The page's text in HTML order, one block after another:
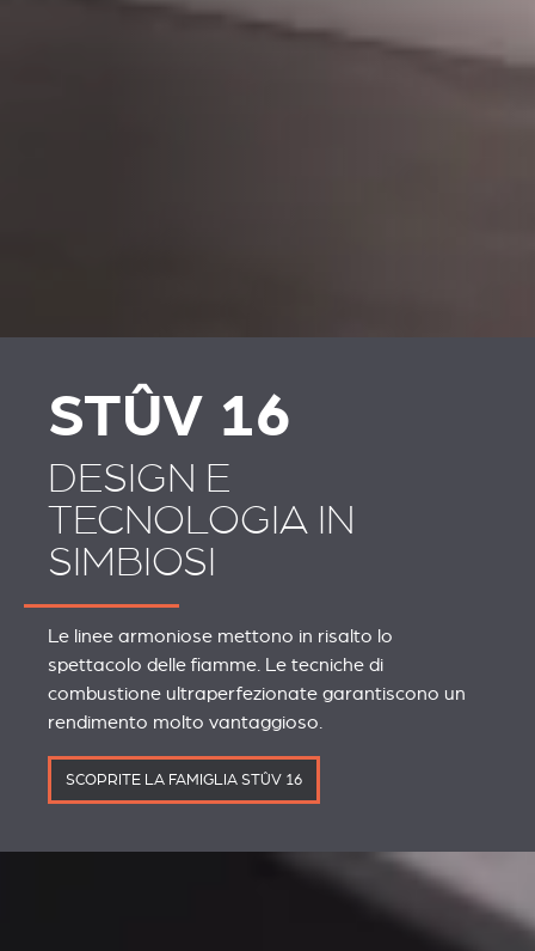
STÛV 16
DESIGN E
TECNOLOGIA IN
SIMBIOSI
Le linee armoniose mettono in risalto lo
spettacolo delle fiamme. Le tecniche di
combustione ultraperfezionate garantiscono un
rendimento molto vantaggioso.
SCOPRITE LA FAMIGLIA STÛV 16